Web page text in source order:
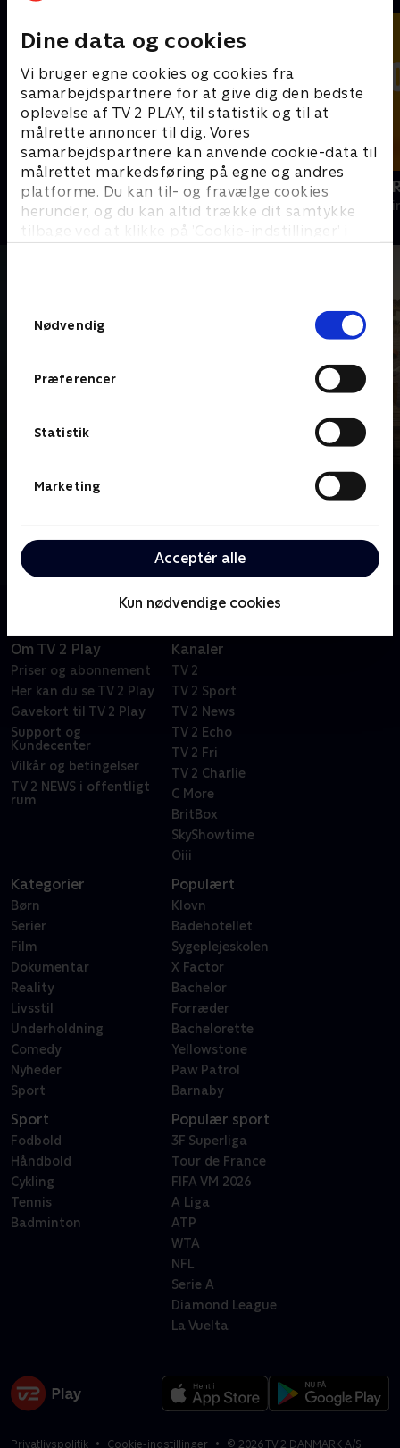
Dine data og cookies
Vi bruger egne cookies og cookies fra
samarbejdspartnere for at give dig den bedste
oplevelse af TV 2 PLAY, til statistik og til at
målrette annoncer til dig. Vores
samarbejdspartnere kan anvende cookie-data til
målrettet markedsføring på egne og andres
platforme. Du kan til- og fravælge cookies
herunder, og du kan altid trække dit samtykke
tilbage ved at klikke på ’Cookie-indstillinger’ i
Nødvendig
Præferencer
Statistik
Marketing
Acceptér alle
Kun nødvendige cookies
Mord på Mallorca
Krimi & Spænding • 2 sæsoner
Hudson og
Krimi &
Om Beyond Paradise
in Paradise. Martha og Humphrey flytter til en
landsby. Her efterforsker de byens kriminalitet.
Om TV 2 Play
Priser og abonnement
Her kan du se TV 2 Play
Gavekort til TV 2 Play
Support og
Kundecenter
Vilkår og betingelser
TV 2 NEWS i offentligt
rum
Kanaler
TV 2
TV 2 Sport
TV 2 News
TV 2 Echo
TV 2 Fri
TV 2 Charlie
C More
BritBox
SkyShowtime
Oiii
Kategorier
Børn
Serier
Film
Dokumentar
Reality
Livsstil
Underholdning
Comedy
Nyheder
Sport
Populært
Klovn
Badehotellet
Sygeplejeskolen
X Factor
Bachelor
Forræder
Bachelorette
Yellowstone
Paw Patrol
Barnaby
Sport
Fodbold
Håndbold
Cykling
Tennis
Badminton
Populær sport
3F Superliga
Tour de France
FIFA VM 2026
A Liga
ATP
WTA
NFL
Serie A
Diamond League
La Vuelta
Privatlivspolitik Cookie-indstillinger © 2026TV 2 DANMARK A/S